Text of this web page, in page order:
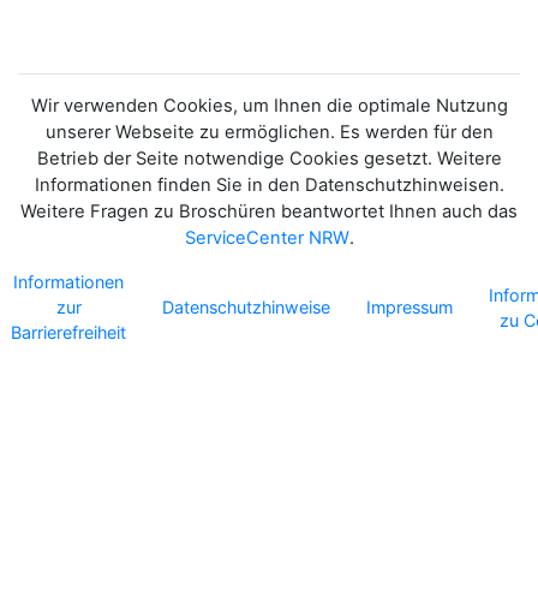
Wir verwenden Cookies, um Ihnen die optimale Nutzung
unserer Webseite zu ermöglichen. Es werden für den
Betrieb der Seite notwendige Cookies gesetzt. Weitere
Informationen finden Sie in den Datenschutzhinweisen.
Weitere Fragen zu Broschüren beantwortet Ihnen auch das
ServiceCenter NRW.
Informationen
zur
Barrierefreiheit
Datenschutzhinweise Impressum
zu